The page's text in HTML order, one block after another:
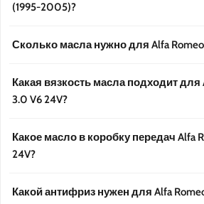
(1995-2005)?
Сколько масла нужно для Alfa Romeo
Какая вязкость масла подходит для
3.0 V6 24V?
Какое масло в коробку передач Alfa
24V?
Какой антифриз нужен для Alfa